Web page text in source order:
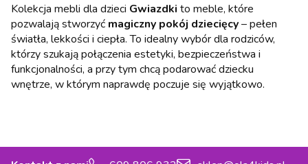
Kolekcja mebli dla dzieci Gwiazdki to meble, które
pozwalają stworzyć magiczny pokój dziecięcy– pełen
światła, lekkości i ciepła. To idealny wybór dla rodziców,
którzy szukają połączenia estetyki, bezpieczeństwa i
funkcjonalności, a przy tym chcą podarować dziecku
wnętrze, w którym naprawdę poczuje się wyjątkowo.